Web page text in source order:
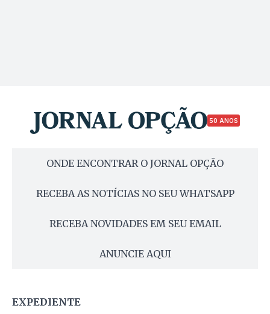
50 ANOS
ONDE ENCONTRAR O JORNAL OPÇÃO
RECEBA AS NOTÍCIAS NO SEU WHATSAPP
RECEBA NOVIDADES EM SEU EMAIL
ANUNCIE AQUI
EXPEDIENTE